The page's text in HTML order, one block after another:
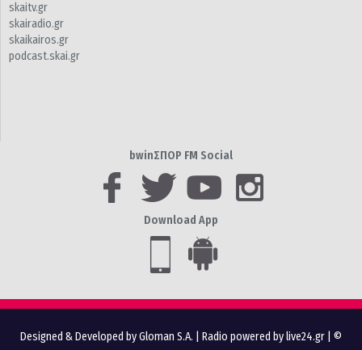
skaitv.gr
skairadio.gr
skaikairos.gr
podcast.skai.gr
bwinΣΠΟΡ FM Social
Download App
Designed & Developed by Gloman S.A. Radio powered by live24.gr | ©